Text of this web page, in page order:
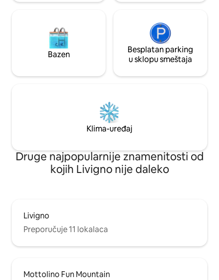
Bazen
Besplatan parking
u sklopu smeštaja
Klima-uređaj
Druge najpopularnije znamenitosti od
kojih Livigno nije daleko
Livigno
Preporučuje 11 lokalaca
Mottolino Fun Mountain